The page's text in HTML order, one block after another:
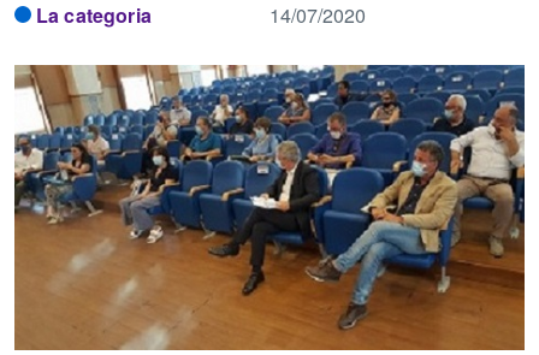
La categoria 14/07/2020